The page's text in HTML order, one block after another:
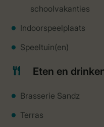
schoolvakanties
Indoorspeelplaats
Speeltuin(en)
Eten en
Brasserie Sandz
Terras